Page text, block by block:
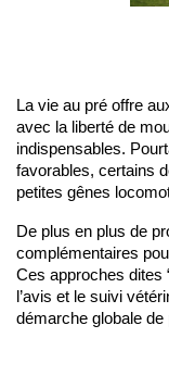
La vie au pré offre
avec la liberté de
indispensables.
favorables, certains
petites gênes
De plus en plus de
complémentaires
Ces approches dites
l’avis et le suivi
démarche globale de